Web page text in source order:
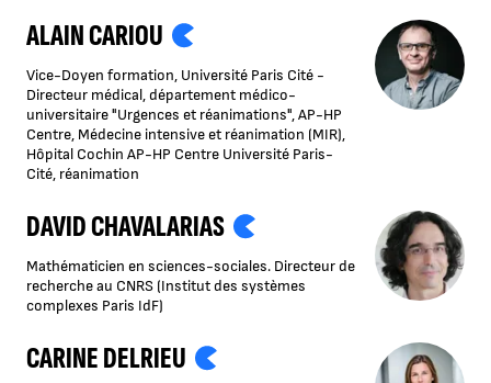
ALAIN CARIOU
Vice-Doyen formation, Université Paris Cité -
Directeur médical, département médico-
universitaire "Urgences et réanimations", AP-HP
Centre, Médecine intensive et réanimation (MIR),
Hôpital Cochin AP-HP Centre Université Paris-
Cité, réanimation
DAVID CHAVALARIAS
Mathématicien en sciences-sociales. Directeur de
recherche au CNRS (Institut des systèmes
complexes Paris IdF)
CARINE DELRIEU